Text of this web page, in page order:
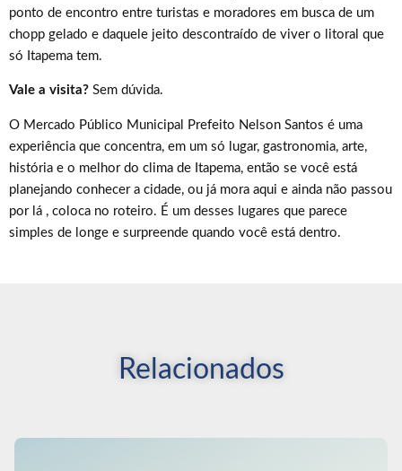
ponto de encontro entre turistas e moradores em busca de um
chopp gelado e daquele jeito descontraído de viver o litoral que
só Itapema tem.
Vale a visita? Sem dúvida.
O Mercado Público Municipal Prefeito Nelson Santos é uma
experiência que concentra, em um só lugar, gastronomia, arte,
história e o melhor do clima de Itapema, então se você está
planejando conhecer a cidade, ou já mora aqui e ainda não passou
por lá , coloca no roteiro. É um desses lugares que parece
simples de longe e surpreende quando você está dentro.
Relacionados